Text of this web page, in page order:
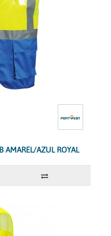
AMAREL/AZUL ROYAL